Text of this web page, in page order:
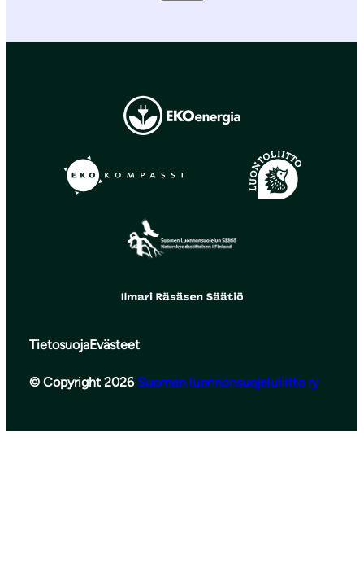
TietosuojaEvästeet
© Copyright 2026 Suomen luonnonsuojeluliitto ry